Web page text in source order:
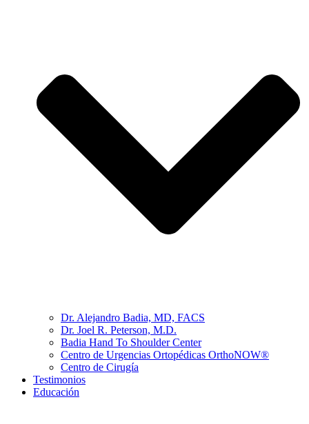
Dr. Alejandro Badia, MD, FACS
Dr. Joel R. Peterson, M.D.
Badia Hand To Shoulder Center
Centro de Urgencias Ortopédicas OrthoNOW®
Centro de Cirugía
Testimonios
Educación